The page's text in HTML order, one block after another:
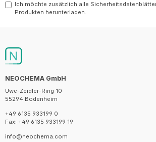
Ich möchte zusätzlich alle
Produkten herunterladen.
NEOCHEMA GmbH
Uwe-Zeidler-Ring 10
55294 Bodenheim
+49 6135 933199 0
Fax: +49 6135 933199 19
info@neochema.com